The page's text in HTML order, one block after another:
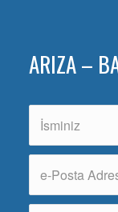
ARIZA –